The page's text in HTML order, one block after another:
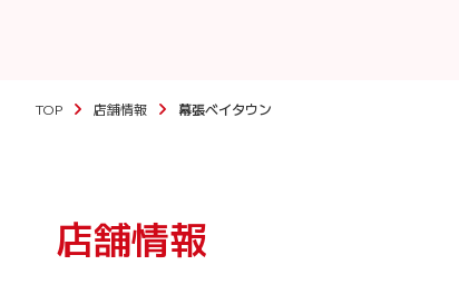
TOP 店舗情報 幕張ベイタウン
店舗情報